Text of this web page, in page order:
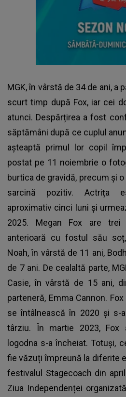
MGK, în vârstă de 34 de ani, a
scurt timp după Fox, iar cei
atunci. Despărțirea a fost
săptămâni după ce cuplul
așteaptă primul lor copil
postat pe 11 noiembrie o
burtica de gravidă, precum și
sarcină pozitiv. Actrița
aproximativ cinci luni și
2025. Megan Fox are trei
anterioară cu fostul său
Noah, în vârstă de 11 ani,
de 7 ani. De cealaltă parte,
Casie, în vârstă de 15 ani,
parteneră, Emma Cannon.
se întâlnească în 2020 și s-
târziu. În martie 2023,
logodna s-a încheiat. Totuși,
fie văzuți împreună la diferite
festivalul Stagecoach din
Ziua Independenței